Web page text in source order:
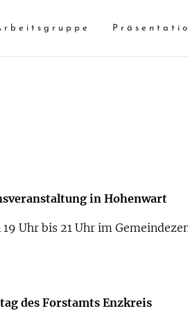
in Hohenwart
Uhr bis 21 Uhr im
des Forstamts Enzkreis